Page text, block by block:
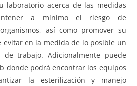
laboratorio acerca de las medidas
a mínimo el riesgo de
así como promover su
evitar en la medida de lo posible un
trabajo. Adicionalmente puede
donde podrá encontrar los equipos
la esterilización y manejo